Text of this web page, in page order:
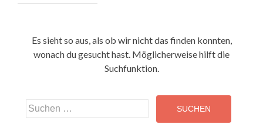
Es sieht so aus, als ob wir nicht das finden konnten,
wonach du gesucht hast. Möglicherweise hilft die
Suchfunktion.
Suchen
nach: